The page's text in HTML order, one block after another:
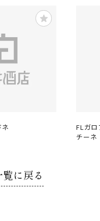
FLガロ
チーネ
に戻る